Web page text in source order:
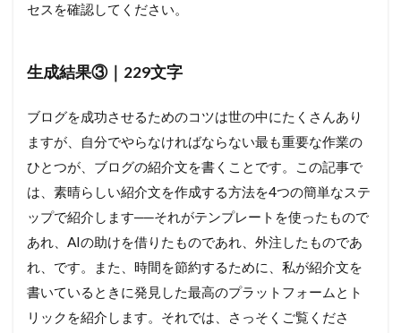
セスを確認してください。
生成結果③｜229文字
ブログを成功させるためのコツは世の中にたくさんあり
ますが、自分でやらなければならない最も重要な作業の
ひとつが、ブログの紹介文を書くことです。この記事で
は、素晴らしい紹介文を作成する方法を4つの簡単なステ
ップで紹介します──それがテンプレートを使ったもので
あれ、AIの助けを借りたものであれ、外注したものであ
れ、です。また、時間を節約するために、私が紹介文を
書いているときに発見した最高のプラットフォームとト
リックを紹介します。それでは、さっそくご覧くださ